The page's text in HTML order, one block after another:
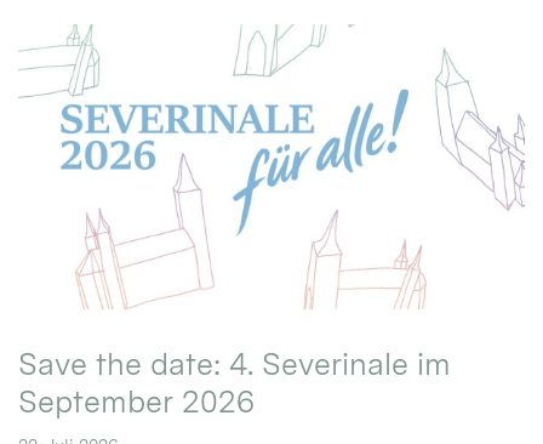
Save the date: 4. Severinale im
September 2026